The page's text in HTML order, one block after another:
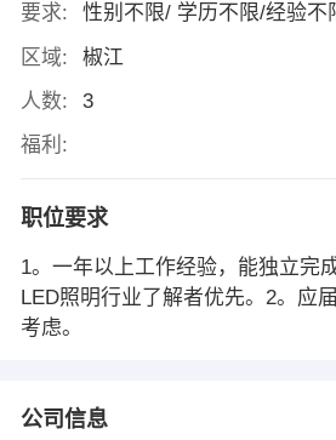
要求:
性别不限/ 学历不限/经验不
区域:
椒江
人数:
3
福利:
职位要求
1。一年以上工作经验，能独立完
LED照明行业了解者优先。2。应
考虑。
公司信息